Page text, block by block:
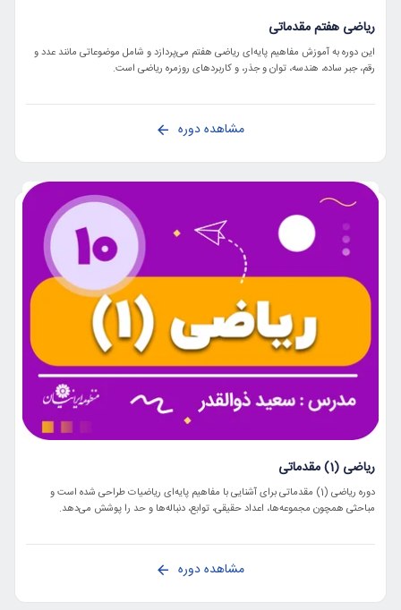
ریاضی هفتم مقدماتی
این دوره به آموزش مفاهیم پایه‌ای ریاضی هفتم می‌پردازد و شامل موضوعاتی مانند عدد و
رقم، جبر ساده، هندسه، توان و جذر، و کاربردهای روزمره ریاضی است.
مشاهده دوره
ریاضی (1) مقدماتی
دوره ریاضی (1) مقدماتی برای آشنایی با مفاهیم پایه‌ای ریاضیات طراحی شده است و
مباحثی همچون مجموعه‌ها، اعداد حقیقی، توابع، دنباله‌ها و حد را پوشش می‌دهد.
مشاهده دوره